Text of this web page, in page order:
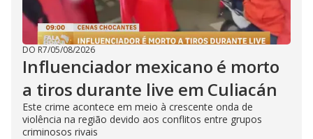
DO R7/05/08/2026
Influenciador mexicano é morto
a tiros durante live em Culiacán
Este crime acontece em meio à crescente onda de
violência na região devido aos conflitos entre grupos
criminosos rivais